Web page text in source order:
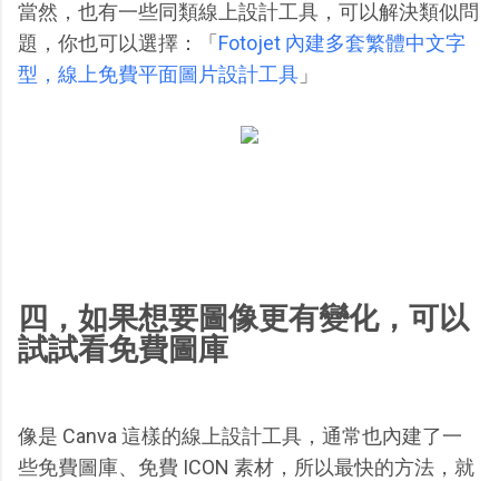
當然，也有一些同類線上設計工具，可以解決類似問
題，你也可以選擇：「 Fotojet 內建多套繁體中文字
型，線上免費平面圖片設計工具 」
四，如果想要圖像更有變化，可以
試試看免費圖庫
像是 Canva 這樣的線上設計工具，通常也內建了一
些免費圖庫、免費 ICON 素材，所以最快的方法，就